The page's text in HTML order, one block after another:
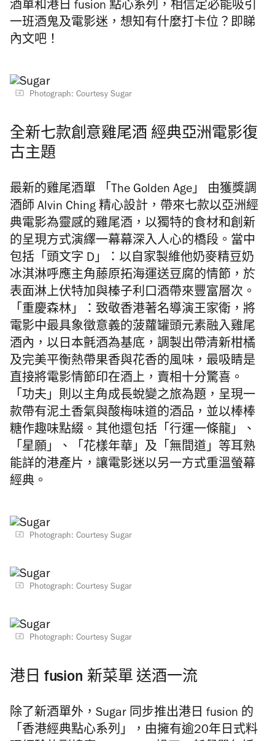
酒單和港日 fusion 點心系列，相信定必能吸引
一班酒鬼及電影迷，想知有什麼打卡位？即睇
內文吧！
Photograph: Courtesy Sugar
全新七款創意雞尾酒 經典亞洲電影復
古主題
最新的雞尾酒單 「The Golden Age」 由獲獎調
酒師 Alvin Ching 精心設計，帶來七款以亞洲經
典電影為靈感的雞尾酒，以獨特的食材和創新
的呈現方式演繹一幕幕深入人心的橋段。當中
包括「頭文字 D」：以自家製維他奶麥精豆奶
冰淇淋呼應主角藤原拓海運送豆腐的情節，於
表面淋上伏特加與榛子利口酒帶來豐富層次。
「重慶森林」：致敬香港著名導演王家衛，將
電影中最具象徵意義的菠蘿罐頭元素融入雞尾
酒內，以日本氈酒為基底，調製出帶清新柑橘
及完美平衡熱帶果香與花香的風味，最吸睛是
直接將電影情節印在酒上，賣相十分驚喜。
「功夫」則以主角成長蛻變之旅為題，呈現一
款帶有泥土香氣與酸梅味道的酒品，並以棒棒
糖作趣味點綴。其他還包括「行運一條龍」、
「星願」、「花樣年華」及「無間道」等耳熟
能詳的港產片，讓電影迷以另一方式重溫螢幕
經典。
Photograph: Courtesy Sugar
Photograph: Courtesy Sugar
Photograph: Courtesy Sugar
港日 fusion 新菜單 送酒一流
除了新酒單外，Sugar 同步推出港日 fusion 的
「香港經典點心系列」，由擁有逾20年日式料